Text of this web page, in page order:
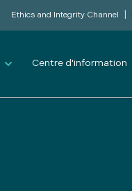
Ethics and Integrity Channel
Centre d'information